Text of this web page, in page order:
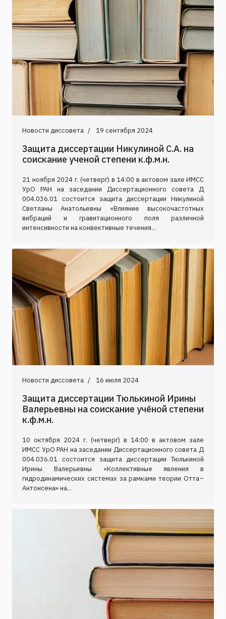
Новости диссовета 19 сентября 2024
Защита диссертации Никулиной С.А. на
соискание ученой степени к.ф.м.н.
21 ноября 2024 г. (четверг) в 14:00 в актовом зале ИМСС
УрО РАН на заседании Диссертационного совета Д
004.036.01 состоится защита диссертации Никулиной
Светланы Анатольевны «Влияние высокочастотных
вибраций и гравитационного поля различной
интенсивности на конвективные течения...
Новости диссовета 16 июля 2024
Защита диссертации Тюлькиной Ирины
Валерьевны на соискание учёной степени
к.ф.м.н.
10 октября 2024 г. (четверг) в 14:00 в актовом зале
ИМСС УрО РАН на заседании Диссертационного совета Д
004.036.01 состоится защита диссертации Тюлькиной
Ирины Валерьевны «Коллективные явления в
гидродинамических системах за рамками теории Отта–
Антонсена» на...